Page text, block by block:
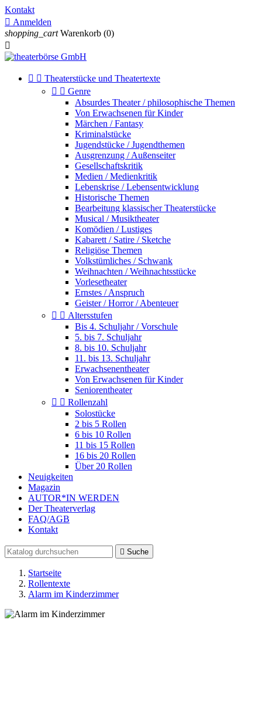
Kontakt
 Anmelden
shopping_cart Warenkorb (0)

  Theaterstücke und Theatertexte
  Genre
Absurdes Theater / philosophische Themen
Von Erwachsenen für Kinder
Märchen / Fantasy
Kriminalstücke
Jugendstücke / Jugendthemen
Ausgrenzung / Außenseiter
Gesellschaftskritik
Medien / Medienkritik
Lebenskrise / Lebensentwicklung
Historische Themen
Bearbeitung klassischer Theaterstücke
Musical / Musiktheater
Komödien / Lustiges
Kabarett / Satire / Sketche
Religiöse Themen
Volkstümliches / Schwank
Weihnachten / Weihnachtsstücke
Vorlesetheater
Ernstes / Anspruch
Geister / Horror / Abenteuer
  Altersstufen
Bis 4. Schuljahr / Vorschule
5. bis 7. Schuljahr
8. bis 10. Schuljahr
11. bis 13. Schuljahr
Erwachsenentheater
Von Erwachsenen für Kinder
Seniorentheater
  Rollenzahl
Solostücke
2 bis 5 Rollen
6 bis 10 Rollen
11 bis 15 Rollen
16 bis 20 Rollen
Über 20 Rollen
Neuigkeiten
Magazin
AUTOR*IN WERDEN
Der Theaterverlag
FAQ/AGB
Kontakt
 Suche
Startseite
Rollentexte
Alarm im Kinderzimmer